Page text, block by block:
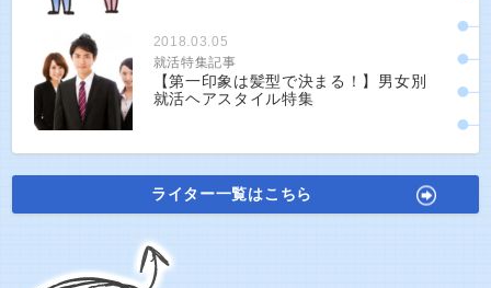
2018.03.05
就活特集記事
【第一印象は髪型で決まる！】男女別
就活ヘアスタイル特集
ライター一覧はこちら